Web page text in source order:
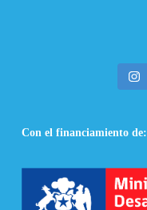
Con el financiamiento de: